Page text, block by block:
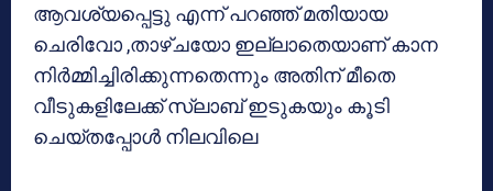
ആവശ്യപ്പെട്ടു എന്ന് പറഞ്ഞ് മതിയായ
ചെരിവോ ,താഴ്ചയോ ഇല്ലാതെയാണ് കാന
നിര്‍മ്മിച്ചിരിക്കുന്നതെന്നും അതിന് മീതെ
വീടുകളിലേക്ക് സ്ലാബ് ഇടുകയും കൂടി
ചെയ്തപ്പോള്‍ നിലവിലെ